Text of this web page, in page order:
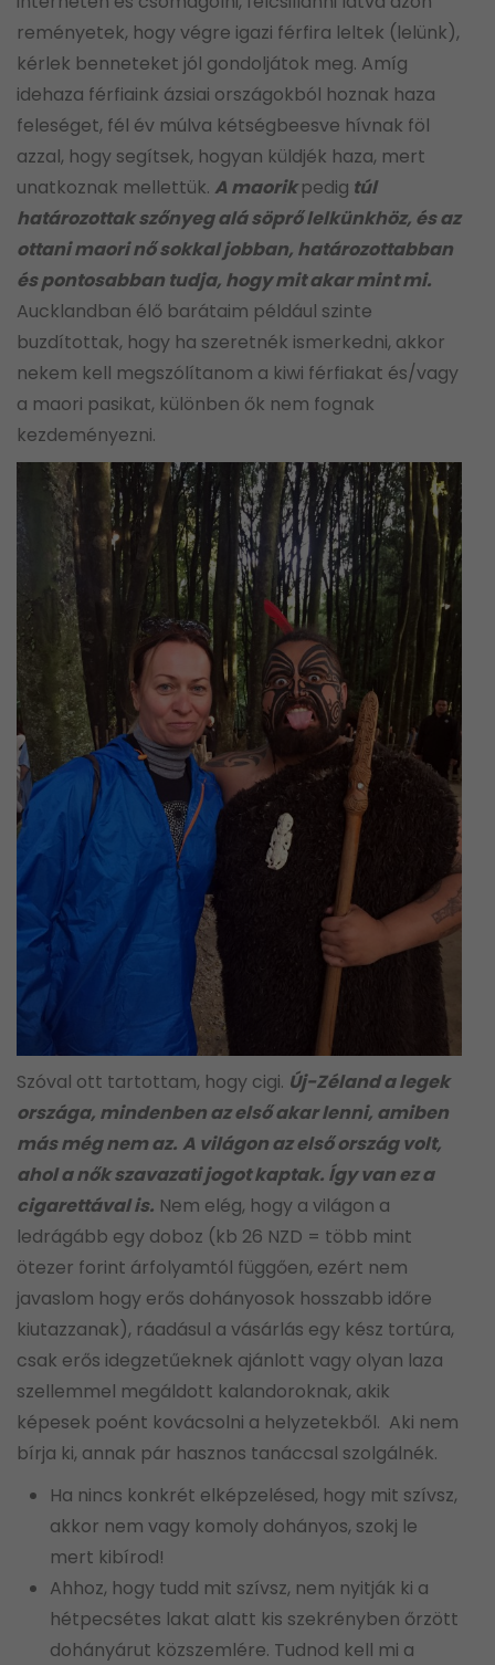
reményetek, hogy végre igazi férfira leltek (lelünk),
kérlek benneteket jól gondoljátok meg. Amíg
idehaza férfiaink ázsiai országokból hoznak haza
feleséget, fél év múlva kétségbeesve hívnak föl
azzal, hogy segítsek, hogyan küldjék haza, mert
unatkoznak mellettük. A maorikpedig túl
határozottak szőnyeg alá söprő lelkünkhöz, és az
ottani maori nő sokkal jobban, határozottabban
és pontosabban tudja, hogy mit akar mint mi.
Aucklandban élő barátaim például szinte
buzdítottak, hogy ha szeretnék ismerkedni, akkor
nekem kell megszólítanom a kiwi férfiakat és/vagy
a maori pasikat, különben ők nem fognak
kezdeményezni.
Szóval ott tartottam, hogy cigi. Új-Zéland a legek
országa, mindenben az első akar lenni, amiben
más még nem az. A világon az első ország volt,
ahol a nők szavazati jogot kaptak. Így van ez a
cigarettával is. Nem elég, hogy a világon a
ledrágább egy doboz (kb 26 NZD = több mint
ötezer forint árfolyamtól függően, ezért nem
javaslom hogy erős dohányosok hosszabb időre
kiutazzanak), ráadásul a vásárlás egy kész tortúra,
csak erős idegzetűeknek ajánlott vagy olyan laza
szellemmel megáldott kalandoroknak, akik
képesek poént kovácsolni a helyzetekből. Aki nem
bírja ki, annak pár hasznos tanáccsal szolgálnék.
Ha nincs konkrét elképzelésed, hogy mit szívsz,
akkor nem vagy komoly dohányos, szokj le
mert kibírod!
Ahhoz, hogy tudd mit szívsz, nem nyitják ki a
hétpecsétes lakat alatt kis szekrényben őrzött
dohányárut közszemlére. Tudnod kell mi a